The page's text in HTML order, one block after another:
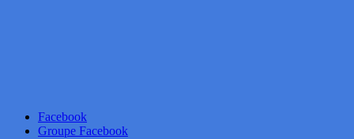
Facebook
Groupe Facebook